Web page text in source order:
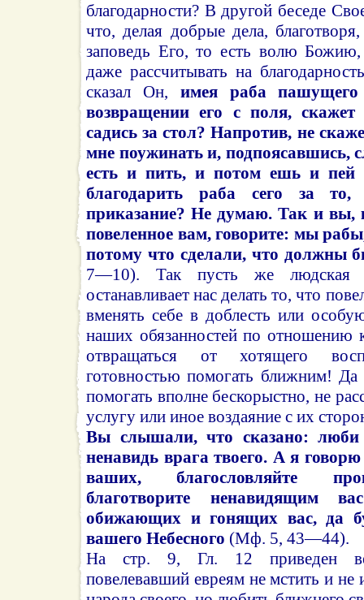
благодарности? В другой беседе
что, делая добрые дела,
заповедь Его, то есть волю
даже рассчитывать на
сказал Он, имея раба
возвращении его с поля,
садись за стол? Напротив, не
мне поужинать и, подпоясавшись,
есть и пить, и потом ешь и пей
благодарить раба сего за
приказание? Не думаю. Так и вы,
повеленное вам, говорите: мы
потому что сделали, что должны
7—10). Так пусть же людская
останавливает нас делать то, что
вменять себе в доблесть или
наших обязанностей по
отвращаться от хотящего
готовностью помогать ближним!
помогать вполне бескорыстно, не
услугу или иное воздаяние с их
Вы слышали, что сказано: люби
ненавидь врага твоего. А я
ваших, благословляйте
благотворите ненавидящим
обижающих и гонящих вас, да
вашего Небесного (Мф. 5, 43—44).
На стр. 9, Гл. 12 приведен
повелевавший евреям не мстить и не